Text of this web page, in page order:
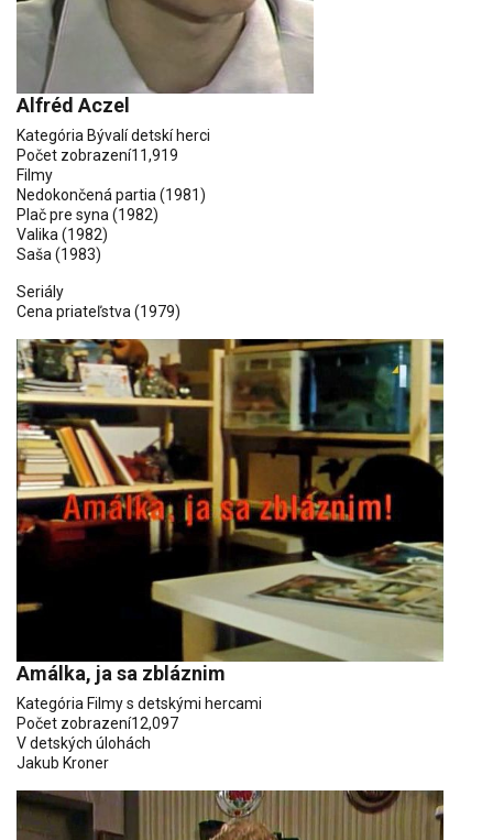
Alfréd Aczel
Kategória Bývalí detskí herci
Počet zobrazení11,919
Filmy
Nedokončená partia (1981)
Plač pre syna (1982)
Valika (1982)
Saša (1983)
Seriály
Cena priateľstva (1979)
Amálka, ja sa zbláznim
Kategória Filmy s detskými hercami
Počet zobrazení12,097
V detských úlohách
Jakub Kroner